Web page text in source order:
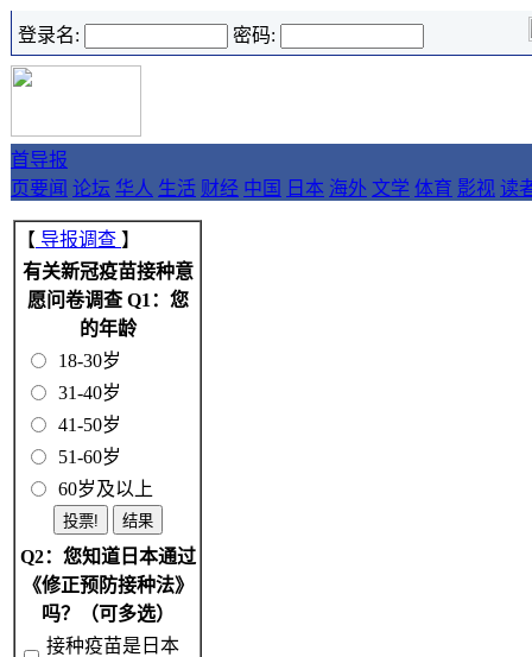
登录名: 密码:
首
页
导报
要闻 论坛 华人 生活 财经 中国 日本 海外 文学 体育 影视 读
【 导报调查 】
有关新冠疫苗接种意
愿问卷调查 Q1：您
的年龄
18-30岁
31-40岁
41-50岁
51-60岁
60岁及以上
Q2：您知道日本通过
《修正预防接种法》
吗？（可多选）
接种疫苗是日本